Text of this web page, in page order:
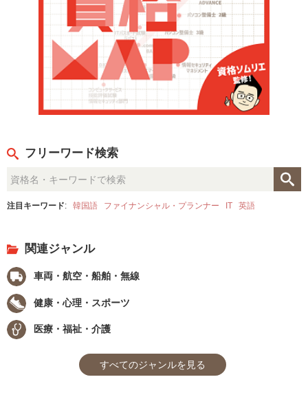
フリーワード検索
注目キーワード: 韓国語 ファイナンシャル・プランナー IT 英語
関連ジャンル
車両・航空・船舶・無線
健康・心理・スポーツ
医療・福祉・介護
すべてのジャンルを見る